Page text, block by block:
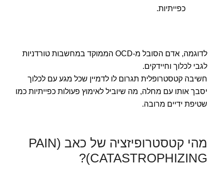
כפייתיות.
לדוגמה, אדם הסובל מ-OCD הממוקד במחשבות טורדניות
לגבי לכלוך וחיידקים.
חשיבה קטסטרופלית תגרום לו לדמיין שכל מגע עם לכלוך
יסבך אותו עם מחלה, מה שיוביל לאימוץ פעולות כפייתיות כמו
שטיפת ידיים מרובה.
מהי קטסטרופיזציה של כאב (PAIN
CATASTROPHIZING)?